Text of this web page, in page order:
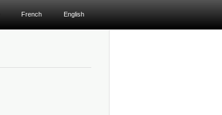
French English